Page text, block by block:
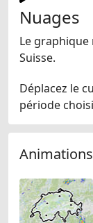
Nuages
Le
Suisse.
Déplacez le
période